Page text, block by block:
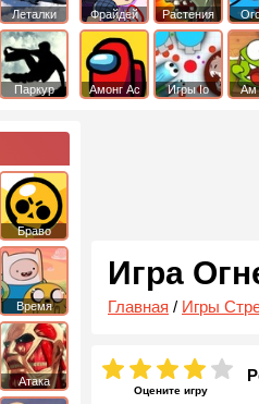
Леталки
Паркур
Фрайдей
Найт
Фанкин
Растения
против
Зомби
Амонг Ас Игры Io Ам
Игра
Главная / Игры
Оцените игру
Браво
Старс
Время
Приключений
Атака
Титанов